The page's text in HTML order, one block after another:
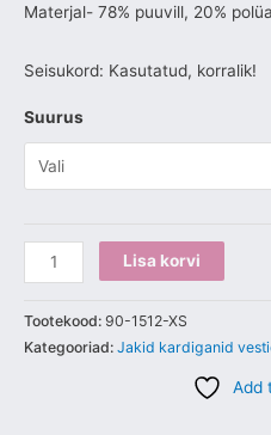
Materjal- 78% puuvill, 20%
Seisukord: Kasutatud, korralik!
Suurus
Lisa korvi
Tootekood: 90-1512-XS
Kategooriad: Jakid kardiganid
Add